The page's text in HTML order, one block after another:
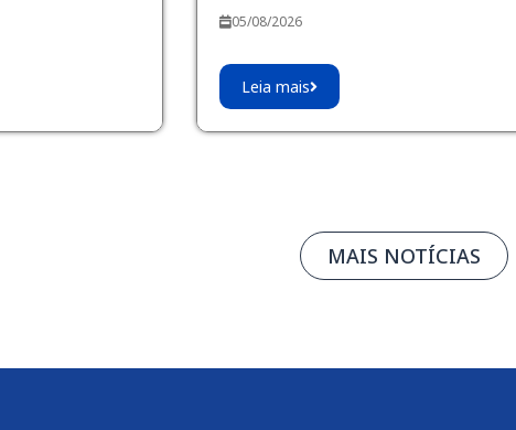
05/08/2026
Leia mais
MAIS NOTÍCIAS